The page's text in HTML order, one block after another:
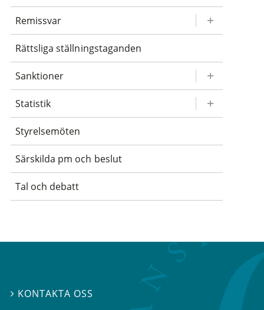
Remissvar
Rättsliga ställningstaganden
Sanktioner
Statistik
Styrelsemöten
Särskilda pm och beslut
Tal och debatt
 KONTAKTA OSS